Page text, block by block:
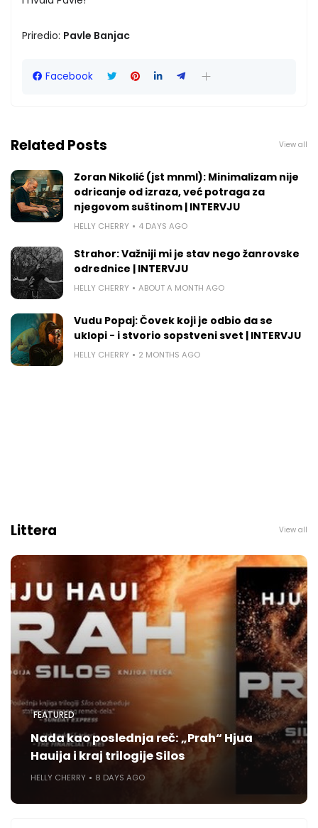
Priredio: Pavle Banjac
Facebook
Related Posts View all
Zoran Nikolić (jst mnml): Minimalizam nije
odricanje od izraza, već potraga za
njegovom suštinom | INTERVJU
HELLY CHERRY 4 DAYS AGO
Strahor: Važniji mi je stav nego žanrovske
odrednice | INTERVJU
HELLY CHERRY ABOUT A MONTH AGO
Vudu Popaj: Čovek koji je odbio da se
uklopi - i stvorio sopstveni svet | INTERVJU
HELLY CHERRY 2 MONTHS AGO
Littera View all
FEATURED
Nada kao poslednja reč: „Prah“ Hjua
Hauija i kraj trilogije Silos
HELLY CHERRY 8 DAYS AGO